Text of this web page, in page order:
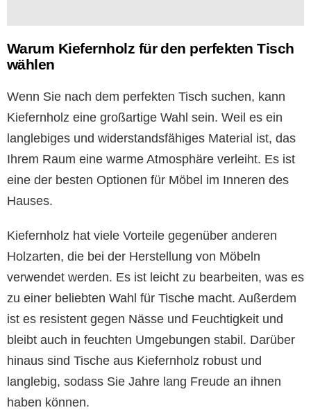
Warum Kiefernholz für den perfekten Tisch
wählen
Wenn Sie nach dem perfekten Tisch suchen, kann
Kiefernholz eine großartige Wahl sein. Weil es ein
langlebiges und widerstandsfähiges Material ist, das
Ihrem Raum eine warme Atmosphäre verleiht. Es ist
eine der besten Optionen für Möbel im Inneren des
Hauses.
Kiefernholz hat viele Vorteile gegenüber anderen
Holzarten, die bei der Herstellung von Möbeln
verwendet werden. Es ist leicht zu bearbeiten, was es
zu einer beliebten Wahl für Tische macht. Außerdem
ist es resistent gegen Nässe und Feuchtigkeit und
bleibt auch in feuchten Umgebungen stabil. Darüber
hinaus sind Tische aus Kiefernholz robust und
langlebig, sodass Sie Jahre lang Freude an ihnen
haben können.